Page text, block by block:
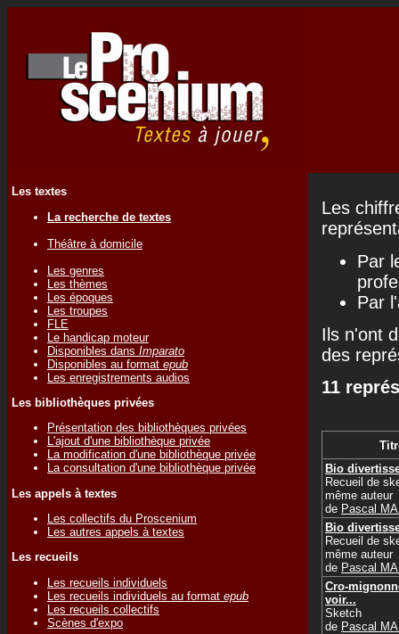
Les textes
La recherche de textes
Théâtre à domicile
Les genres
Les thèmes
Les époques
Les troupes
FLE
Le handicap moteur
Disponibles dans Imparato
Disponibles au format epub
Les enregistrements audios
Les bibliothèques privées
Présentation des bibliothèques privées
L'ajout d'une bibliothèque privée
La modification d'une bibliothèque privée
La consultation d'une bibliothèque privée
Les appels à textes
Les collectifs du Proscenium
Les autres appels à textes
Les recueils
Les recueils individuels
Les recueils individuels au format epub
Les recueils collectifs
Scènes d'expo
Les
Par
Par
Ils n'ont
des
11
Bio
Recueil de
même auteur
de Pascal
Bio
Recueil de
même auteur
de Pascal
Cro-
voir...
Sketch
de Pascal